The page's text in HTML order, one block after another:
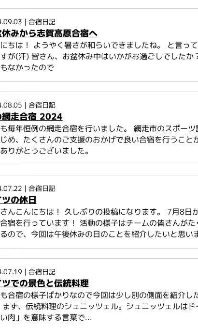
| 合宿日記
みから志賀高原合宿へ
ちは！ ようやく暑さが和らいできましたね。 と言っ
が(汗) 皆さん、お盆休み中はいかがお過ごしでしたか
なかったので
| 合宿日記
網走合宿 2024
毎年恒例の網走合宿を行いました。 網走市のスポーツ
め、たくさんのご支援のおかげで良い合宿を行うこと
りがとうございました。
| 合宿日記
ツの休日
んこんにちは！ 久しぶりの投稿になります。 7月8日
宿を行っています！ 活動の様子はチームの皆さんがた
ので、今回は午後休みの日のことを紹介したいと思い
| 合宿日記
ツでの景色と伝統料理
合宿の様子ばかりなので今回は少し別の側面を紹介し
まず、伝統料理のシュニッツェル。シュニッツェルはド
い肉」を意味する言葉で...